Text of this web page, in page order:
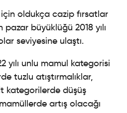
oldukça cazip fırsatlar
büyüklüğü 2018 yılı
seviyesine ulaştı.
yılı unlu mamul kategorisi
tuzlu atıştırmalıklar,
kategorilerde düşüş
artış olacağı